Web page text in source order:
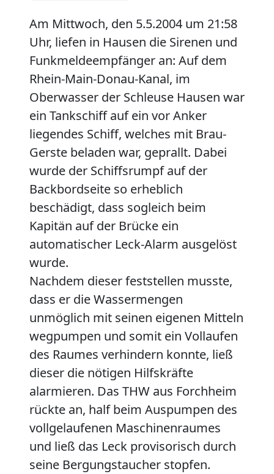
Am Mittwoch, den 5.5.2004 um 21:58
Uhr, liefen in Hausen die Sirenen und
Funkmeldeempfänger an: Auf dem
Rhein-Main-Donau-Kanal, im
Oberwasser der Schleuse Hausen war
ein Tankschiff auf ein vor Anker
liegendes Schiff, welches mit Brau-
Gerste beladen war, geprallt. Dabei
wurde der Schiffsrumpf auf der
Backbordseite so erheblich
beschädigt, dass sogleich beim
Kapitän auf der Brücke ein
automatischer Leck-Alarm ausgelöst
wurde.
Nachdem dieser feststellen musste,
dass er die Wassermengen
unmöglich mit seinen eigenen Mitteln
wegpumpen und somit ein Vollaufen
des Raumes verhindern konnte, ließ
dieser die nötigen Hilfskräfte
alarmieren. Das THW aus Forchheim
rückte an, half beim Auspumpen des
vollgelaufenen Maschinenraumes
und ließ das Leck provisorisch durch
seine Bergungstaucher stopfen.